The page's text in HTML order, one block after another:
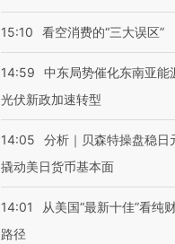
15:10 看空消费的“三大误区”
14:59
中东局势催化东南亚能
光伏新政加速转型
14:05
分析｜贝森特操盘稳日
撬动美日货币基本面
14:01
从美国“最新十佳”看纯
路径